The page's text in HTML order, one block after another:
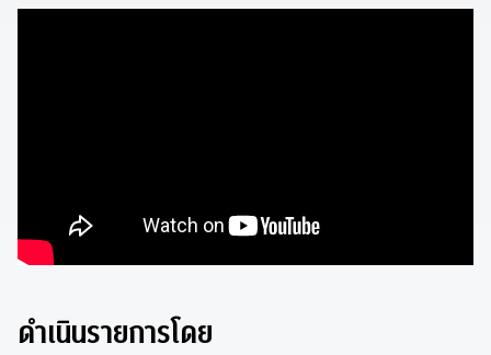
ดำเนินรายการโดย